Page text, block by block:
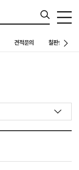
견적문의 칠판설치 사례